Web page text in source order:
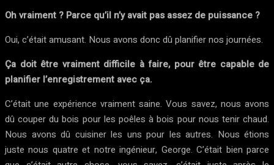
Oh vraiment ? Parce qu’il n’y avait pas assez de puissance ?
Oui, c’était amusant. Nous avons donc dû planifier nos journées.
Ça doit être vraiment difficile à faire, pour être capable de
planifier l’enregistrement avec ça.
C’était une expérience vraiment saine. Vous savez, nous avons
dû couper du bois pour les poêles à bois pour nous tenir chaud.
Nous avons dû cuisiner les uns pour les autres. Nous étions
juste nous quatre et notre ingénieur, George. C’était bien parce